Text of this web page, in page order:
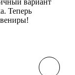
Теперь